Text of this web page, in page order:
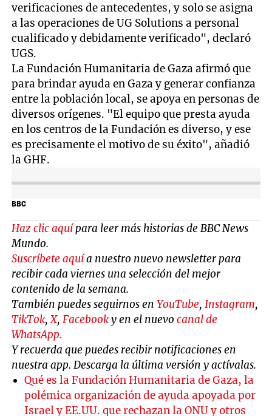
verificaciones de antecedentes, y solo se asigna
a las operaciones de UG Solutions a personal
cualificado y debidamente verificado", declaró
UGS.
La Fundación Humanitaria de Gaza afirmó que
para brindar ayuda en Gaza y generar confianza
entre la población local, se apoya en personas de
diversos orígenes. "El equipo que presta ayuda
en los centros de la Fundación es diverso, y ese
es precisamente el motivo de su éxito", añadió
la GHF.
BBC
Haz clic aquípara leer más historias de BBC News
Mundo.
Suscríbete aquía nuestro nuevo newsletter para
recibir cada viernes una selección del mejor
contenido de la semana.
También puedes seguirnos enYouTube,Instagram,
TikTok,X,Facebooky en el nuevocanal de
WhatsApp.
Y recuerda que puedes recibir notificaciones en
nuestra app. Descarga la última versión y actívalas.
Qué es la Fundación Humanitaria de Gaza, la
polémica organización de ayuda apoyada por
Israel y EE.UU. que rechazan la ONU y otros